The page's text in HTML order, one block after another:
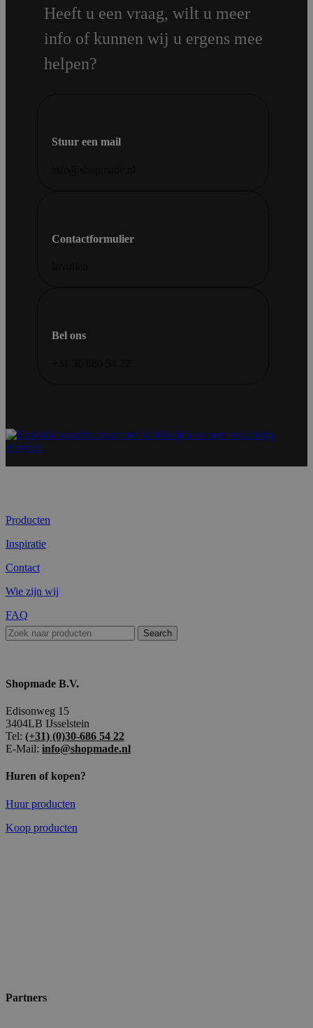
Heeft u een vraag, wilt u meer
info of kunnen wij u ergens mee
helpen?
Stuur een mail
Contactformulier
Bel ons
Producten
Inspiratie
Contact
Wie zijn wij
FAQ
Search
Shopmade B.V.
Edisonweg 15
3404LB IJsselstein
Tel: (+31) (0)30-686 54 22
E-Mail: info@shopmade.nl
Huren of kopen?
Huur producten
Koop producten
Partners